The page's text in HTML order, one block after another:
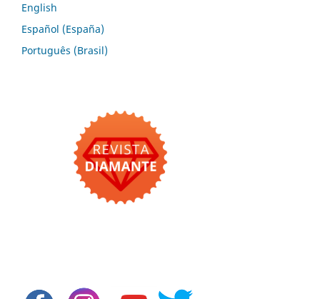
English
Español (España)
Português (Brasil)